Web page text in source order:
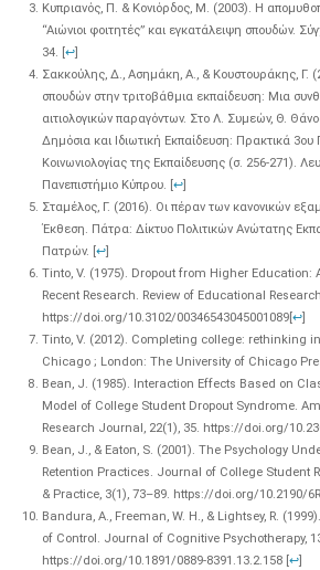
Κυπριανός, Π. & Κονιόρδος, Μ. (2003). Η
“Αιώνιοι φοιτητές” και εγκατάλειψη σπουδών.
34. ↩]
Σακκούλης, Δ., Ασημάκη, Α., & Κουστουράκης, Γ.
σπουδών στην τριτοβάθμια εκπαίδευση: Μια
αιτιολογικών παραγόντων. Στο Λ. Συμεών, Θ.
Δημόσια και Ιδιωτική Εκπαίδευση: Πρακτικά 3ου
Κοινωνιολογίας της Εκπαίδευσης (σ. 256-271).
Πανεπιστήμιο Κύπρου. ↩]
Σταμέλος, Γ. (2016). Οι πέραν των κανονικών
Έκθεση. Πάτρα: Δίκτυο Πολιτικών Ανώτατης
Πατρών. ↩]
Tinto, V. (1975). Dropout from Higher Education:
Recent Research. Review of Educational
https://doi.org/10.3102/00346543045001089[ ↩]
Tinto, V. (2012). Completing college: rethinking
Chicago ; London: The University of Chicago
Bean, J. (1985). Interaction Effects Based on
Model of College Student Dropout Syndrome.
Research Journal, 22(1), 35. https://doi.org/
Bean, J., & Eaton, S. (2001). The Psychology
Retention Practices. Journal of College Student
& Practice, 3(1), 73–89. https://doi.org/10.2190/
Bandura, A., Freeman, W. H., & Lightsey, R.
of Control. Journal of Cognitive Psychotherapy,
https://doi.org/10.1891/0889-8391.13.2.158 ↩]